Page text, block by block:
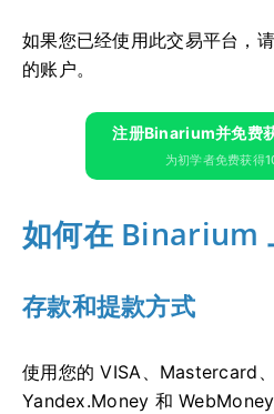
如果您已经使用此交易平台，
的账户。
注册Binarium并免费
为初学者免费获得
如何在 Binarium
存款和提款方式
使用您的 VISA、Mastercard
Yandex.Money 和